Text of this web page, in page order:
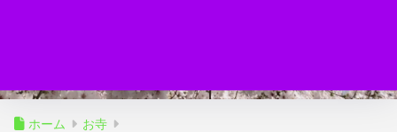
ホーム お寺